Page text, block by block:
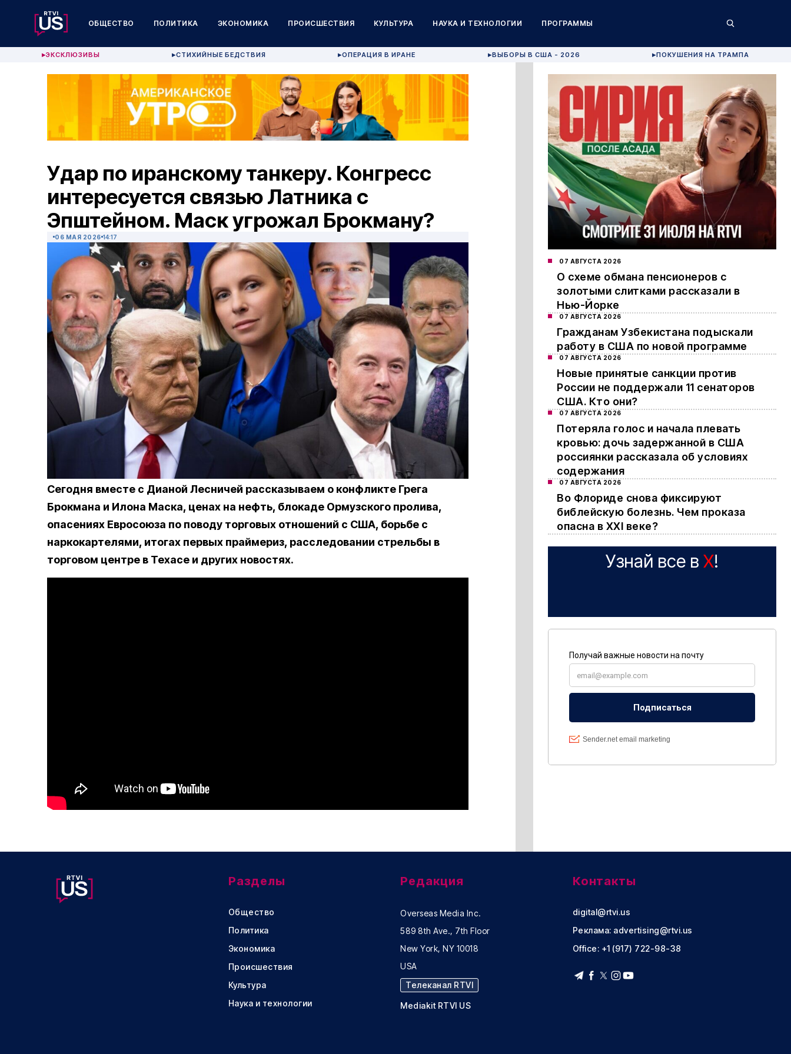
ОБЩЕСТВО ПОЛИТИКА ЭКОНОМИКА ПРОИСШЕСТВИЯ КУЛЬТУРА НАУКА И ТЕХНОЛОГИИ ПРОГРАММЫ
▶ЭКСКЛЮЗИВЫ ▶СТИХИЙНЫЕ БЕДСТВИЯ ▶ОПЕРАЦИЯ В ИРАНЕ ▶ВЫБОРЫ В США - 2026 ▶ПОКУШЕНИЯ НА ТРАМПА
Удар по иранскому танкеру. Конгресс
интересуется связью Латника с
Эпштейном. Маск угрожал Брокману?
06 МАЯ 2026 14:17
Сегодня вместе с Дианой Лесничей рассказываем о конфликте Грега
Брокмана и Илона Маска, ценах на нефть, блокаде Ормузского пролива,
опасениях Евросоюза по поводу торговых отношений с США, борьбе с
наркокартелями, итогах первых праймериз, расследовании стрельбы в
торговом центре в Техасе и других новостях.
07 АВГУСТА 2026
О схеме обмана пенсионеров с
золотыми слитками рассказали в
Нью-Йорке
07 АВГУСТА 2026
Гражданам Узбекистана подыскали
работу в США по новой программе
07 АВГУСТА 2026
Новые принятые санкции против
России не поддержали 11 сенаторов
США. Кто они?
07 АВГУСТА 2026
Потеряла голос и начала плевать
кровью: дочь задержанной в США
россиянки рассказала об условиях
содержания
07 АВГУСТА 2026
Во Флориде снова фиксируют
библейскую болезнь. Чем проказа
опасна в XXI веке?
Узнай все в X!
Разделы
Общество
Политика
Экономика
Происшествия
Культура
Наука и технологии
Редакция
Overseas Media Inc.
589 8th Ave., 7th Floor
New York, NY 10018
USA
Телеканал RTVI
Mediakit RTVI US
Контакты
digital@rtvi.us
Реклама: advertising@rtvi.us
Office: +1 (917) 722-98-38